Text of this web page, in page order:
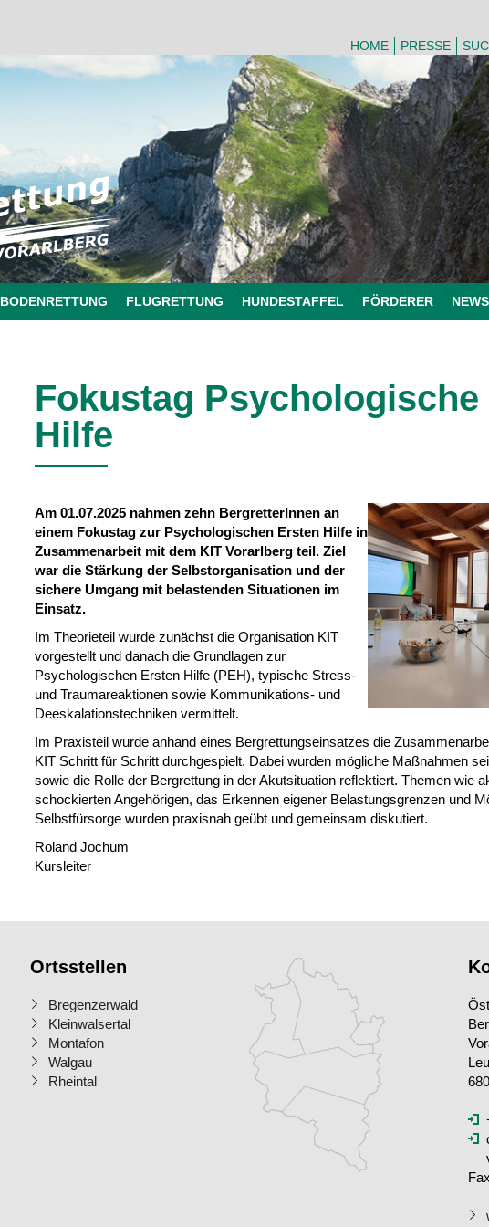
HOME PRESSE
BODENRETTUNG FLUGRETTUNG HUNDESTAFFEL FÖRDERER NEWS
Fokustag Psychologische
Hilfe
Am 01.07.2025 nahmen zehn BergretterInnen an
einem Fokustag zur Psychologischen Ersten Hilfe in
Zusammenarbeit mit dem KIT Vorarlberg teil. Ziel
war die Stärkung der Selbstorganisation und der
sichere Umgang mit belastenden Situationen im
Einsatz.
Im Theorieteil wurde zunächst die Organisation KIT
vorgestellt und danach die Grundlagen zur
Psychologischen Ersten Hilfe (PEH), typische Stress-
und Traumareaktionen sowie Kommunikations- und
Deeskalationstechniken vermittelt.
Im Praxisteil wurde anhand eines Bergrettungseinsatzes die
KIT Schritt für Schritt durchgespielt. Dabei wurden mögliche Maßnahmen
sowie die Rolle der Bergrettung in der Akutsituation reflektiert. Themen wie
schockierten Angehörigen, das Erkennen eigener Belastungsgrenzen und
Selbstfürsorge wurden praxisnah geübt und gemeinsam diskutiert.
Roland Jochum
Kursleiter
Ortsstellen
Bregenzerwald
Kleinwalsertal
Montafon
Walgau
Rheintal